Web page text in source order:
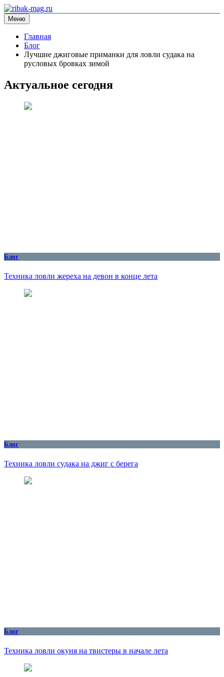
Перейти
к
содержимому
ribak-mag.ru
блог про рыбалку
Меню
Главная
Блог
Лучшие джиговые приманки для ловли судака на
русловых бровках зимой
Актуальное сегодня
Блог
Техника ловли жереха на девон в конце лета
Блог
Техника ловли судака на джиг с берега
Блог
Техника ловли окуня на твистеры в начале лета